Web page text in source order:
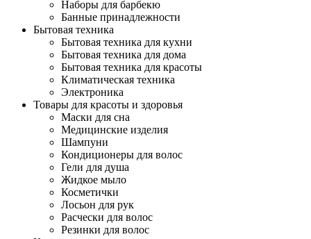
Наборы для барбекю
Банные принадлежности
Бытовая техника
Бытовая техника для кухни
Бытовая техника для дома
Бытовая техника для красоты
Климатическая техника
Электроника
Товары для красоты и здоровья
Маски для сна
Медицинские изделия
Шампуни
Кондиционеры для волос
Гели для душа
Жидкое мыло
Косметички
Лосьон для рук
Расчески для волос
Резинки для волос